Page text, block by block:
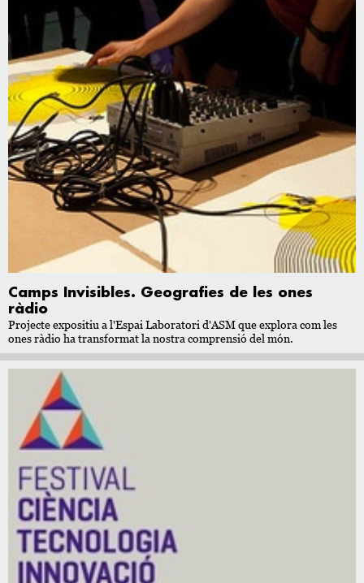
Camps Invisibles. Geografies de les ones
ràdio
Projecte expositiu a l'Espai Laboratori d'ASM que explora com les
ones ràdio ha transformat la nostra comprensió del món.